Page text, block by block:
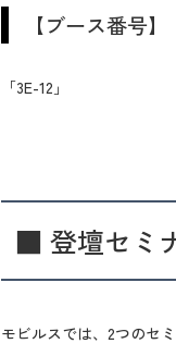
【ブース番号】
「3E-12」
■ 登壇セミ
モビルスでは、2つのセ